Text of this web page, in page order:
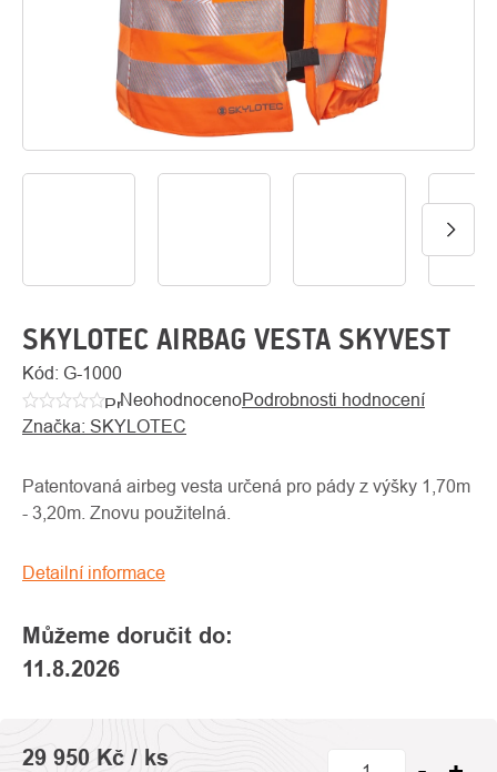
O
SKYLOTEC AIRBAG VESTA SKYVEST
Kód: G-1000
Průměrné
hodnocení
je
0,0
5
NeohodnocenoPodrobnosti hodnocení
Značka: SKYLOTEC
Můžeme doručit do:
11.8.2026
Patentovaná airbeg vesta určená pro pády z výšky 1,70m
- 3,20m. Znovu použitelná.
Detailní informace
29 950 Kč / ks